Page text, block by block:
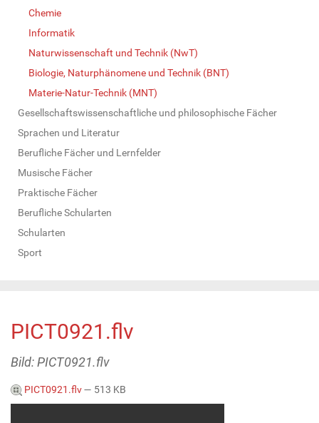
Chemie
Informatik
Naturwissenschaft und Technik (NwT)
Biologie, Naturphänomene und Technik (BNT)
Materie-Natur-Technik (MNT)
Gesellschaftswissenschaftliche und philosophische Fächer
Sprachen und Literatur
Berufliche Fächer und Lernfelder
Musische Fächer
Praktische Fächer
Berufliche Schularten
Schularten
Sport
PICT0921.flv
Bild: PICT0921.flv
PICT0921.flv— 513 KB